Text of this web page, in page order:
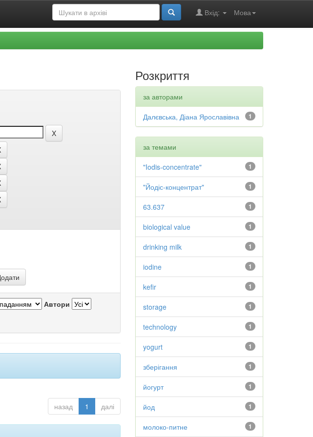
Мова
Вхід:
Автори
назад 1 далі
Розкриття
за авторами
1
Далєвська, Діана Ярославівна
за темами
1
"Iodis-concentrate"
1
"Йодіс-концентрат"
1
63.637
1
biological value
1
drinking milk
1
iodine
1
kefir
1
storage
1
technology
1
yogurt
1
зберігання
1
йогурт
1
йод
1
молоко-питне